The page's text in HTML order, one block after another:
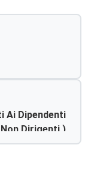
Ai Dipendenti
Dirigenti )